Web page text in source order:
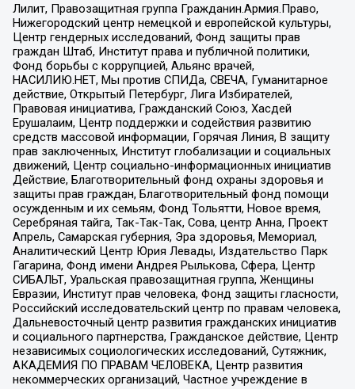
Лилит, Правозащитная группа Гражданин.Армия.Право,
Нижегородский центр немецкой и европейской культуры,
Центр гендерных исследований, Фонд защиты прав
граждан Штаб, Институт права и публичной политики,
Фонд борьбы с коррупцией, Альянс врачей,
НАСИЛИЮ.НЕТ, Мы против СПИДа, СВЕЧА, Гуманитарное
действие, Открытый Петербург, Лига Избирателей,
Правовая инициатива, Гражданский Союз, Хасдей
Ерушалаим, Центр поддержки и содействия развитию
средств массовой информации, Горячая Линия, В защиту
прав заключенных, Институт глобализации и социальных
движений, Центр социально-информационных инициатив
Действие, Благотворительный фонд охраны здоровья и
защиты прав граждан, Благотворительный фонд помощи
осужденным и их семьям, Фонд Тольятти, Новое время,
Серебряная тайга, Так-Так-Так, Сова, центр Анна, Проект
Апрель, Самарская губерния, Эра здоровья, Мемориал,
Аналитический Центр Юрия Левады, Издательство Парк
Гагарина, Фонд имени Андрея Рылькова, Сфера, Центр
СИБАЛЬТ, Уральская правозащитная группа, Женщины
Евразии, Институт прав человека, Фонд защиты гласности,
Российский исследовательский центр по правам человека,
Дальневосточный центр развития гражданских инициатив
и социального партнерства, Гражданское действие, Центр
независимых социологических исследований, Сутяжник,
АКАДЕМИЯ ПО ПРАВАМ ЧЕЛОВЕКА, Центр развития
некоммерческих организаций, Частное учреждение в